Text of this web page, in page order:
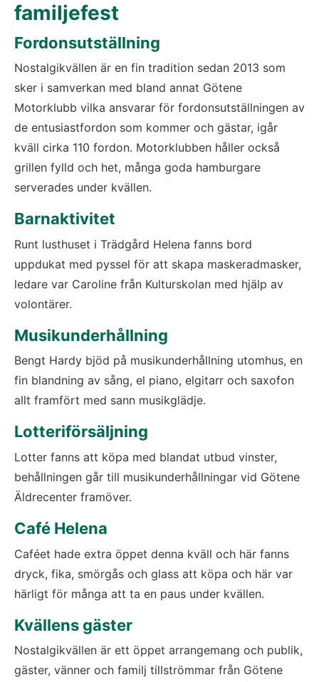
familjefest
Fordonsutställning
Nostalgikvällen är en fin tradition sedan 2013 som
sker i samverkan med bland annat Götene
Motorklubb vilka ansvarar för fordonsutställningen av
de entusiastfordon som kommer och gästar, igår
kväll cirka 110 fordon. Motorklubben håller också
grillen fylld och het, många goda hamburgare
serverades under kvällen.
Barnaktivitet
Runt lusthuset i Trädgård Helena fanns bord
uppdukat med pyssel för att skapa maskeradmasker,
ledare var Caroline från Kulturskolan med hjälp av
volontärer.
Musikunderhållning
Bengt Hardy bjöd på musikunderhållning utomhus, en
fin blandning av sång, el piano, elgitarr och saxofon
allt framfört med sann musikglädje.
Lotteriförsäljning
Lotter fanns att köpa med blandat utbud vinster,
behållningen går till musikunderhållningar vid Götene
Äldrecenter framöver.
Café Helena
Caféet hade extra öppet denna kväll och här fanns
dryck, fika, smörgås och glass att köpa och här var
härligt för många att ta en paus under kvällen.
Kvällens gäster
Nostalgikvällen är ett öppet arrangemang och publik,
gäster, vänner och familj tillströmmar från Götene